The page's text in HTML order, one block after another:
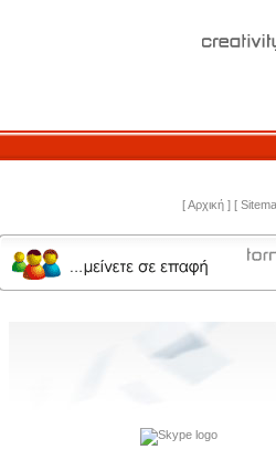
[ Αρχική ] [